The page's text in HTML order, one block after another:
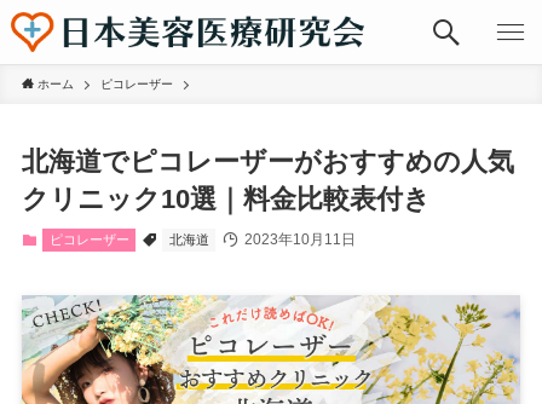
ホーム ピコレーザー
北海道でピコレーザーがおすすめの人気
クリニック10選｜料金比較表付き
ピコレーザー 北海道 2023年10月11日